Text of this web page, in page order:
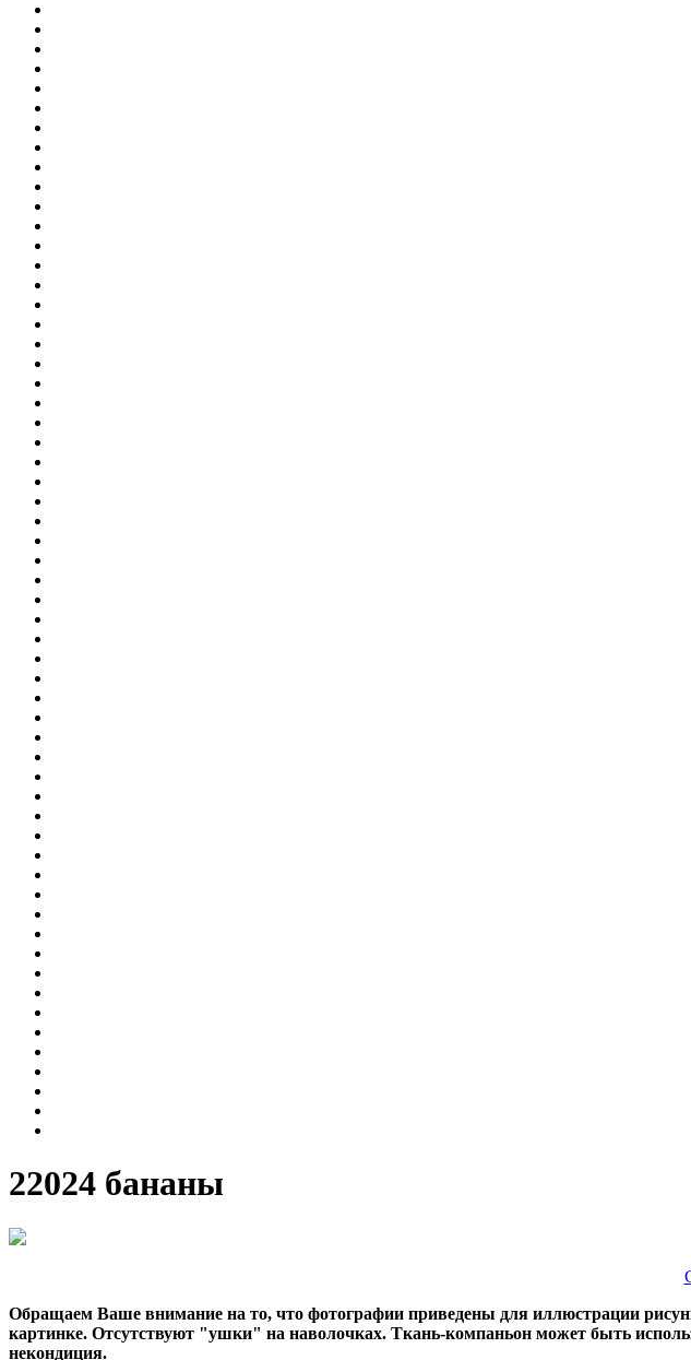
22024 бананы
Обращаем Ваше внимание на то, что фотографии приведены для иллюстрации
картинке. Отсутствуют "ушки" на наволочках. Ткань-компаньон может быть
некондиция.